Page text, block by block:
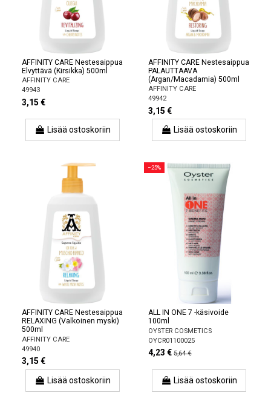
AFFINITY CARE Nestesaippua
Elvyttävä (Kirsikka) 500ml
AFFINITY CARE
49943
3,15 €
Lisää ostoskoriin
AFFINITY CARE Nestesaippua
PALAUTTAAVA
(Argan/Macadamia) 500ml
AFFINITY CARE
49942
3,15 €
Lisää ostoskoriin
AFFINITY CARE Nestesaippua
RELAXING (Valkoinen myski)
500ml
AFFINITY CARE
49940
3,15 €
Lisää ostoskoriin
−25%
ALL IN ONE 7 -käsivoide
100ml
OYSTER COSMETICS
OYCR01100025
4,23 € 5,64 €
Lisää ostoskoriin